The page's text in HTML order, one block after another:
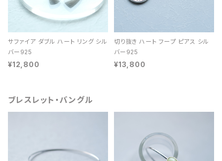
サファイア ダブル ハート リング シル
バー925
¥12,800
切り抜き ハート フープ ピアス シル
バー925
¥13,800
ブレスレット・バングル